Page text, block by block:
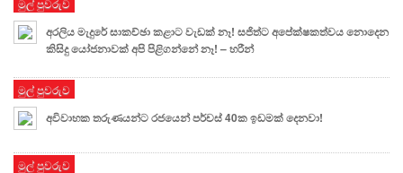
මුල් පුවරුව
අරලිය මැදුරේ සාකච්ඡා කළාට වැඩක් නෑ! සජිත්ට අපේක්ෂකත්වය නොදෙන
කිසිදු යෝජනාවක් අපි පිළිගන්නේ නෑ! – හරීන්
මුල් පුවරුව
අවිවාහක තරුණයන්ට රජයෙන් පර්චස් 40ක ඉඩමක් දෙනවා!
මුල් පුවරුව